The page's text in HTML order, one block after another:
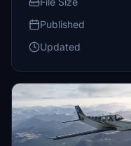
Published
Updated